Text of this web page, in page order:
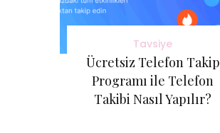
Tavsiye
Ücretsiz Telefon Takip
Programı ile Telefon
Takibi Nasıl Yapılır?